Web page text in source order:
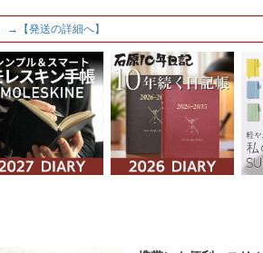
→【発送の詳細へ】